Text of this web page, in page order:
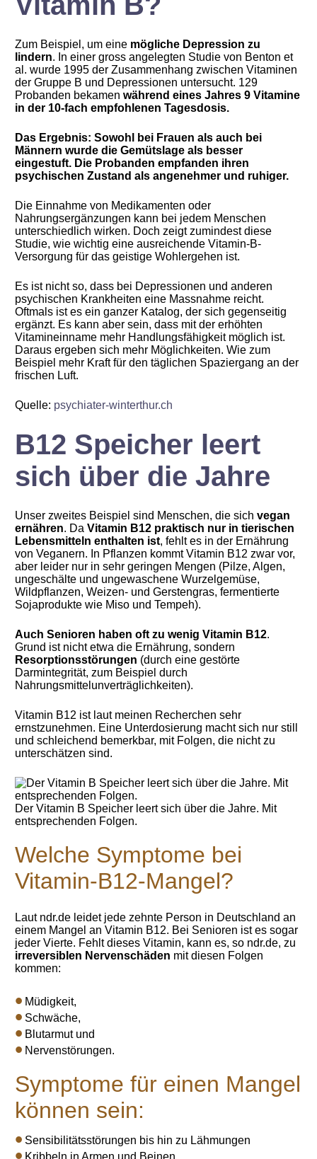
Zum Beispiel, um eine mögliche Depression zu
lindern. In einer gross angelegten Studie von Benton et
al. wurde 1995 der Zusammenhang zwischen Vitaminen
der Gruppe B und Depressionen untersucht. 129
Probanden bekamen während eines Jahres 9 Vitamine
in der 10-fach empfohlenen Tagesdosis.
Das Ergebnis: Sowohl bei Frauen als auch bei
Männern wurde die Gemütslage als besser
eingestuft. Die Probanden empfanden ihren
psychischen Zustand als angenehmer und ruhiger.
Die Einnahme von Medikamenten oder
Nahrungsergänzungen kann bei jedem Menschen
unterschiedlich wirken. Doch zeigt zumindest diese
Studie, wie wichtig eine ausreichende Vitamin-B-
Versorgung für das geistige Wohlergehen ist.
Es ist nicht so, dass bei Depressionen und anderen
psychischen Krankheiten eine Massnahme reicht.
Oftmals ist es ein ganzer Katalog, der sich gegenseitig
ergänzt. Es kann aber sein, dass mit der erhöhten
Vitamineinname mehr Handlungsfähigkeit möglich ist.
Daraus ergeben sich mehr Möglichkeiten. Wie zum
Beispiel mehr Kraft für den täglichen Spaziergang an der
frischen Luft.
Quelle: psychiater-winterthur.ch
B12 Speicher leert
sich über die Jahre
Unser zweites Beispiel sind Menschen, die sichvegan
ernähren. DaVitamin B12 praktisch nur in tierischen
Lebensmitteln enthalten ist, fehlt es in der Ernährung
von Veganern. In Pflanzen kommt Vitamin B12 zwar vor,
aber leider nur in sehr geringen Mengen (Pilze, Algen,
ungeschälte und ungewaschene Wurzelgemüse,
Wildpflanzen, Weizen- und Gerstengras, fermentierte
Sojaprodukte wie Miso und Tempeh).
Auch Senioren haben oft zu wenig Vitamin B12.
Grund ist nicht etwa die Ernährung, sondern
Resorptionsstörungen (durch eine gestörte
Darmintegrität, zum Beispiel durch
Nahrungsmittelunverträglichkeiten).
Vitamin B12 ist laut meinen Recherchen sehr
ernstzunehmen. Eine Unterdosierung macht sich nur still
und schleichend bemerkbar, mit Folgen, die nicht zu
unterschätzen sind.
Der Vitamin B Speicher leert sich über die Jahre. Mit
entsprechenden Folgen.
Welche Symptome bei
Vitamin-B12-Mangel?
Laut ndr.de leidet jede zehnte Person in Deutschland an
einem Mangel an Vitamin B12. Bei Senioren ist es sogar
jeder Vierte. Fehlt dieses Vitamin, kann es, so ndr.de, zu
irreversiblen Nervenschäden mit diesen Folgen
kommen:
Müdigkeit,
Schwäche,
Blutarmut und
Nervenstörungen.
Symptome für einen Mangel
können sein:
Sensibilitätsstörungen bis hin zu Lähmungen
Kribbeln in Armen und Beinen